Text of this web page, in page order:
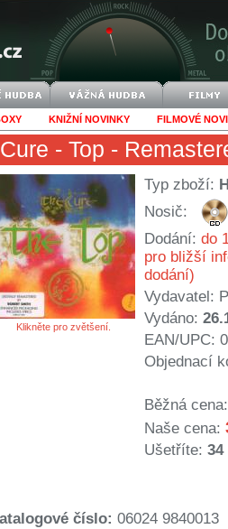
KNIŽNÍ NOVINKY FILMOVÉ
Cure - Top -
Klikněte pro zvětšení.
Typ zboží:
Nosič:
Dodání: do
pro bližší
dodání)
Vydavatel:
Vydáno:
EAN/UPC:
Objednací
Běžná cena:
Naše cena:
Ušetříte: 34
číslo: 06024 9840013